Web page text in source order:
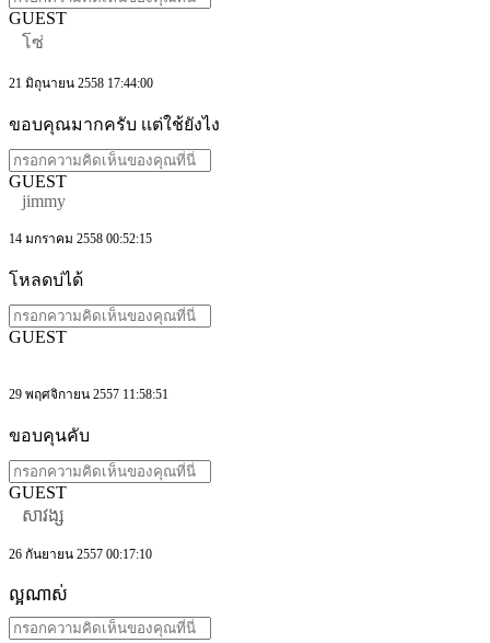
GUEST
โซ่
21 มิถุนายน 2558 17:44:00
ขอบคุณมากครับ เเต่ใช้ยังไง
GUEST
jimmy
14 มกราคม 2558 00:52:15
โหลดบ่ได้
GUEST
29 พฤศจิกายน 2557 11:58:51
ขอบคุนคับ
GUEST
សាវង្ស
26 กันยายน 2557 00:17:10
ល្អណាស់